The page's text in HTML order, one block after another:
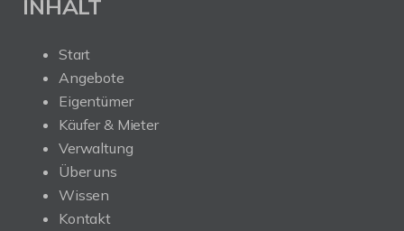
INHALT
Start
Angebote
Eigentümer
Käufer & Mieter
Verwaltung
Über uns
Wissen
Kontakt